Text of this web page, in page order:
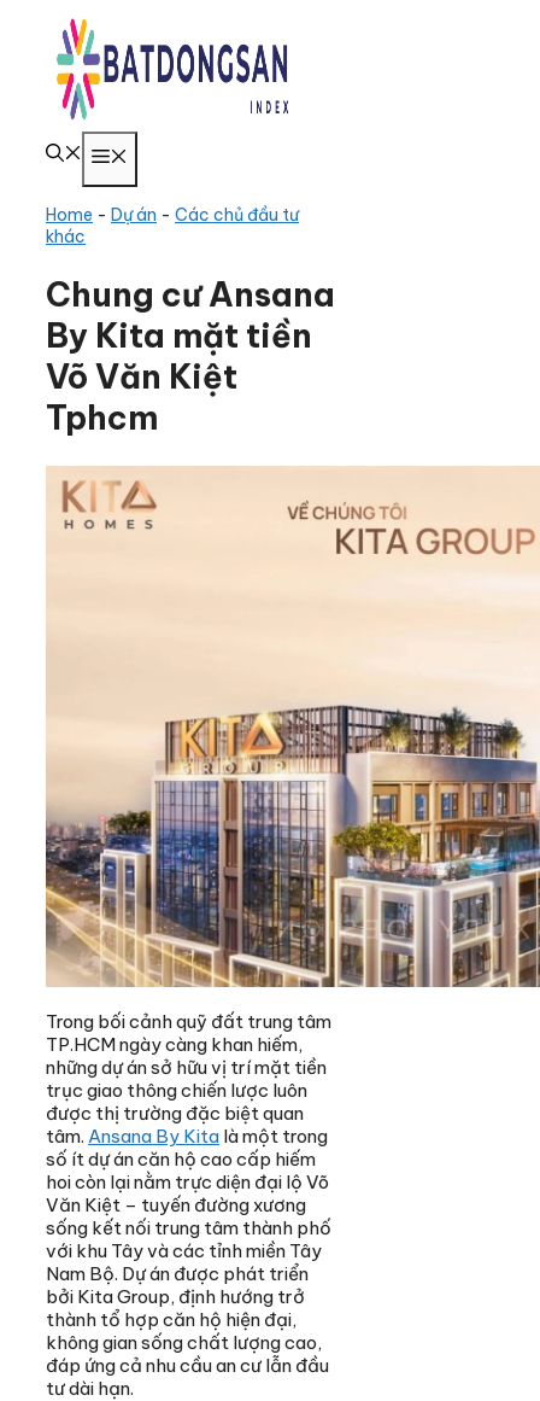
Chuyển
Home - Dự án - Các chủ đầu tư
khác
Chung cư Ansana
By Kita mặt tiền
Võ Văn Kiệt
Tphcm
Trong bối cảnh quỹ đất trung tâm
TP.HCM ngày càng khan hiếm,
những dự án sở hữu vị trí mặt tiền
trục giao thông chiến lược luôn
được thị trường đặc biệt quan
tâm. Ansana By Kita là một trong
số ít dự án căn hộ cao cấp hiếm
hoi còn lại nằm trực diện đại lộ Võ
Văn Kiệt – tuyến đường xương
sống kết nối trung tâm thành phố
với khu Tây và các tỉnh miền Tây
Nam Bộ. Dự án được phát triển
bởi Kita Group, định hướng trở
thành tổ hợp căn hộ hiện đại,
không gian sống chất lượng cao,
đáp ứng cả nhu cầu an cư lẫn đầu
tư dài hạn.